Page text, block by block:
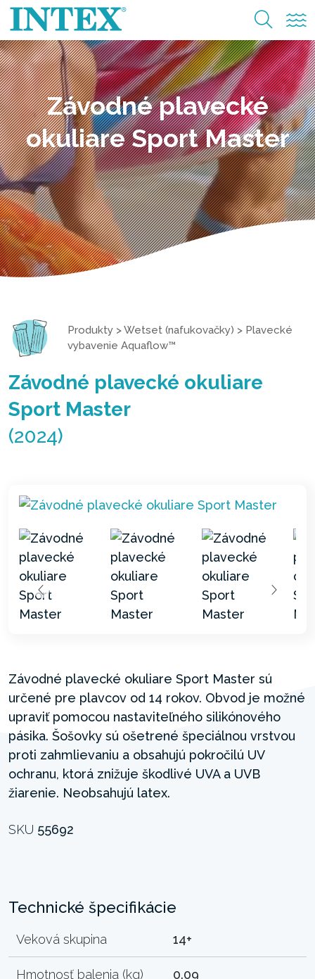
Závodné plavecké
okuliare Sport Master
Produkty >Wetset (nafukovačky) > Plavecké
vybavenie Aquaflow™
Závodné plavecké okuliare
Sport Master
(2024)
Závodné plavecké okuliare Sport Master sú
určené pre plavcov od 14 rokov. Obvod je možné
upraviť pomocou nastaviteľného silikónového
pásika. Šošovky sú ošetrené špeciálnou vrstvou
proti zahmlievaniu a obsahujú pokročilú UV
ochranu, ktorá znižuje škodlivé UVA a UVB
žiarenie. Neobsahujú latex.
SKU 55692
Technické špecifikácie
Veková skupina 14+
Hmotnosť balenia (kg) 0.09